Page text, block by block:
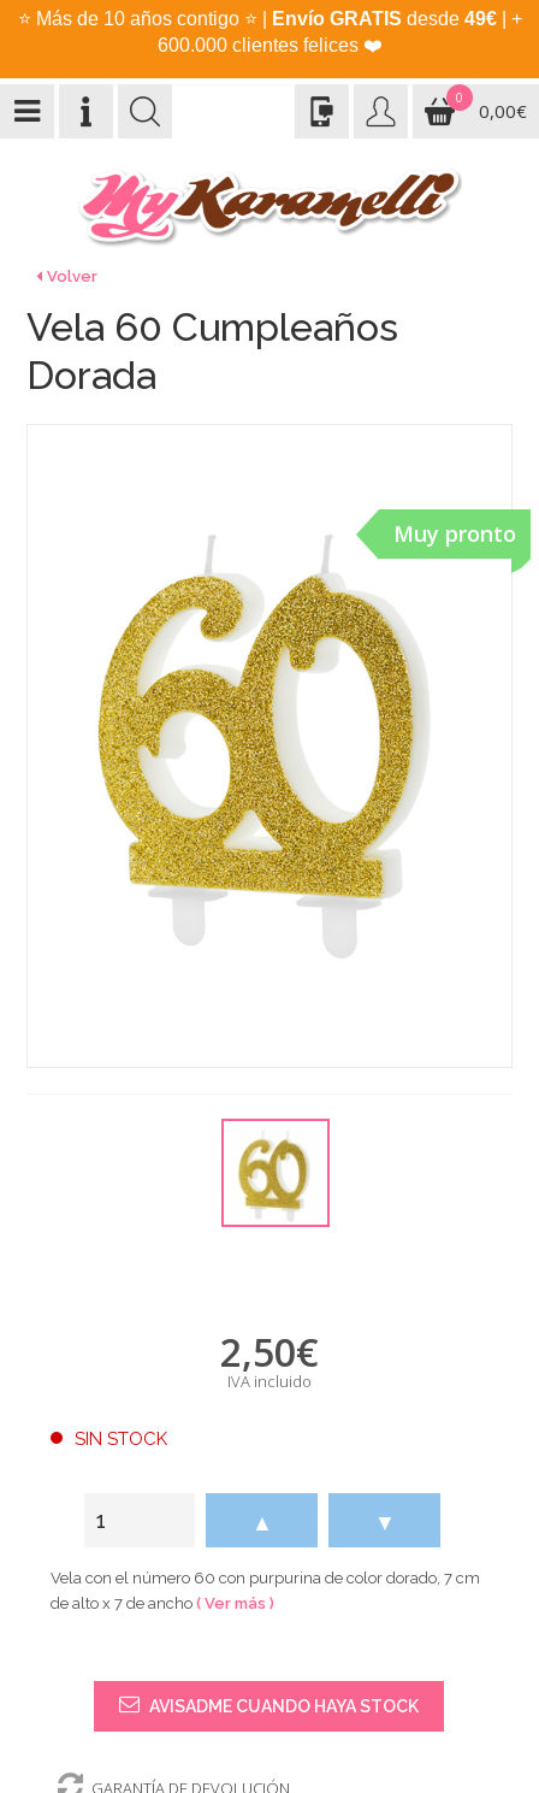
⭐ Más de 10 años contigo ⭐ Envío GRATIS desde 49€| +
600.000 clientes felices ❤️
0
0,00€
Volver
Muy pronto
Vela 60 Cumpleaños
Dorada
2,50€
IVA incluido
SIN STOCK
▲ ▼
Vela con el número 60 con purpurina de color dorado, 7 cm
de alto x 7 de ancho( Ver más )
AVISADME CUANDO HAYA STOCK
GARANTÍA DE DEVOLUCIÓN